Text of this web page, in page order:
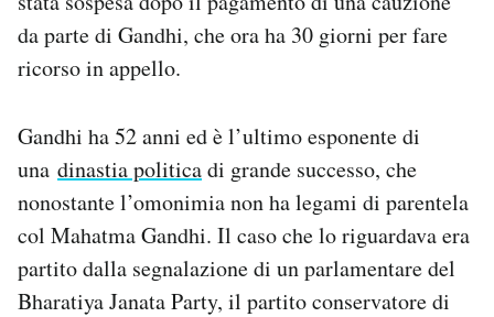
da parte di Gandhi, che ora ha 30 giorni per fare
ricorso in appello.
Gandhi ha 52 anni ed è l’ultimo esponente di
una dinastia politicadi grande successo, che
nonostante l’omonimia non ha legami di parentela
col Mahatma Gandhi. Il caso che lo riguardava era
partito dalla segnalazione di un parlamentare del
Bharatiya Janata Party, il partito conservatore di